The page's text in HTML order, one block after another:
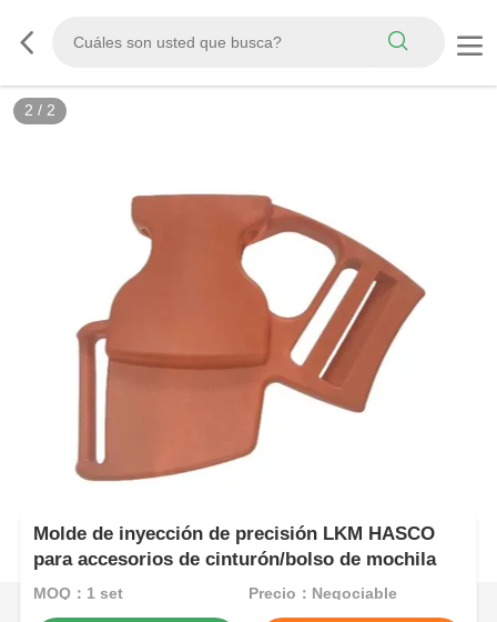
2 / 2
Molde de inyección de precisión LKM HASCO
para accesorios de cinturón/bolso de mochila
MOQ：1 set Precio：Negociable